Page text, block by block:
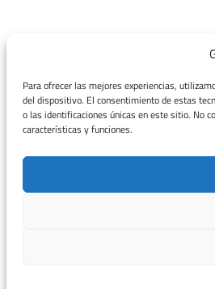
Para ofrecer las mejores experiencias,
del dispositivo. El consentimiento de estas
o las identificaciones únicas en este sitio. No
características y funciones.